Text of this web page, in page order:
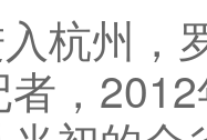
杭州，
，